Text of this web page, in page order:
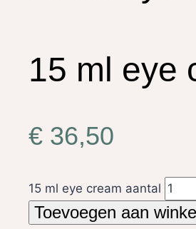
15 ml eye
€ 36,50
15 ml eye cream aantal
Toevoegen aan